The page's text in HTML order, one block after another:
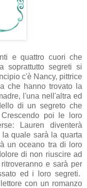
e quattro cuori che
soprattutto segreti si
c'è Nancy, pittrice
che hanno trovato la
l'una nell'altra ed
di un segreto che
poi le loro
Lauren diventerà
quale sarà la quarta
un oceano tra di loro
di non riuscire ad
e sarà per
ed i loro segreti.
con un romanzo